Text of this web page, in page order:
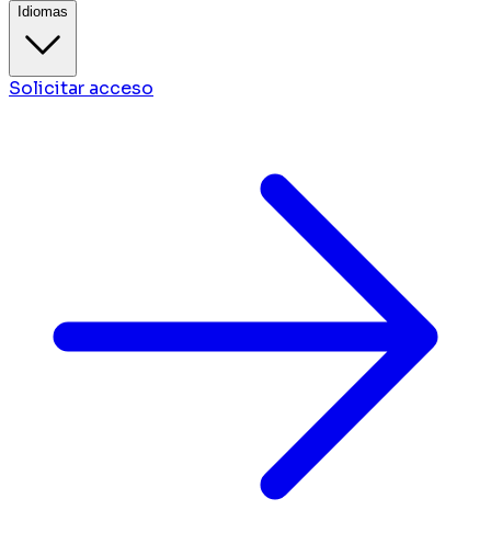
Idiomas
Solicitar acceso